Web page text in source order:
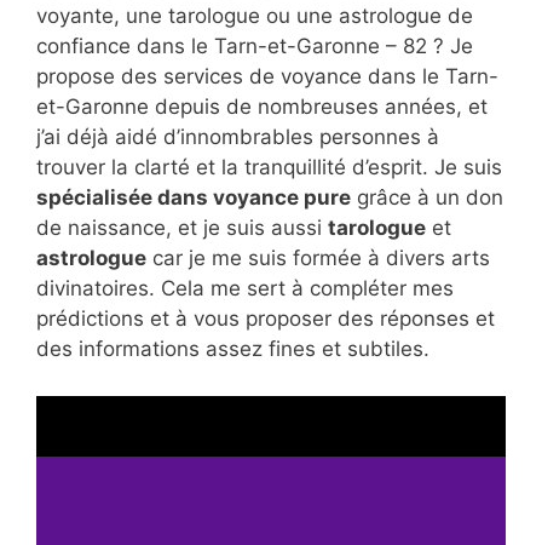
voyante, une tarologue ou une astrologue de
confiance dans le Tarn-et-Garonne – 82 ? Je
propose des services de voyance dans le Tarn-
et-Garonne depuis de nombreuses années, et
j’ai déjà aidé d’innombrables personnes à
trouver la clarté et la tranquillité d’esprit. Je suis
spécialisée dans voyance pure grâce à un don
de naissance, et je suis aussi tarologue et
astrologue car je me suis formée à divers arts
divinatoires. Cela me sert à compléter mes
prédictions et à vous proposer des réponses et
des informations assez fines et subtiles.